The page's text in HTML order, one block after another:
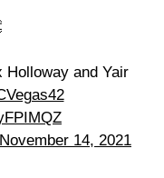
Holloway and Yair
November 14, 2021